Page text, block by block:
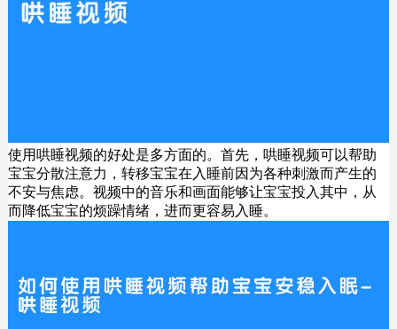
使用哄睡视频的好处是多方面的。首先，哄睡视频可以帮助
宝宝分散注意力，转移宝宝在入睡前因为各种刺激而产生的
不安与焦虑。视频中的音乐和画面能够让宝宝投入其中，从
而降低宝宝的烦躁情绪，进而更容易入睡。